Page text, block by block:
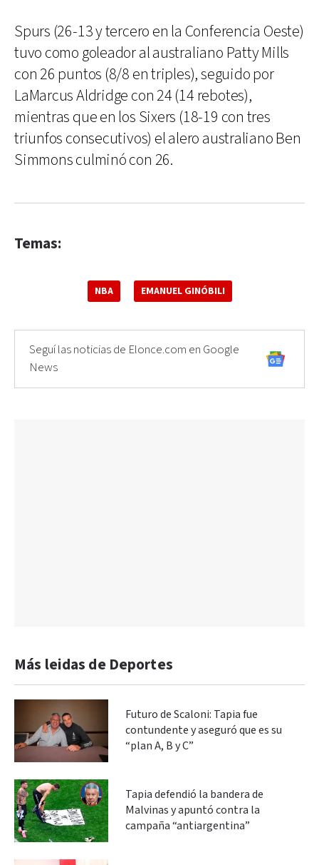
Spurs (26-13 y tercero en la Conferencia Oeste)
tuvo como goleador al australiano Patty Mills
con 26 puntos (8/8 en triples), seguido por
LaMarcus Aldridge con 24 (14 rebotes),
mientras que en los Sixers (18-19 con tres
triunfos consecutivos) el alero australiano Ben
Simmons culminó con 26.
Temas:
NBA EMANUEL GINÓBILI
Seguí las noticias de Elonce.com en Google
News
Más leidas de Deportes
Futuro de Scaloni: Tapia fue
contundente y aseguró que es su
“plan A, B y C”
Tapia defendió la bandera de
Malvinas y apuntó contra la
campaña “antiargentina”